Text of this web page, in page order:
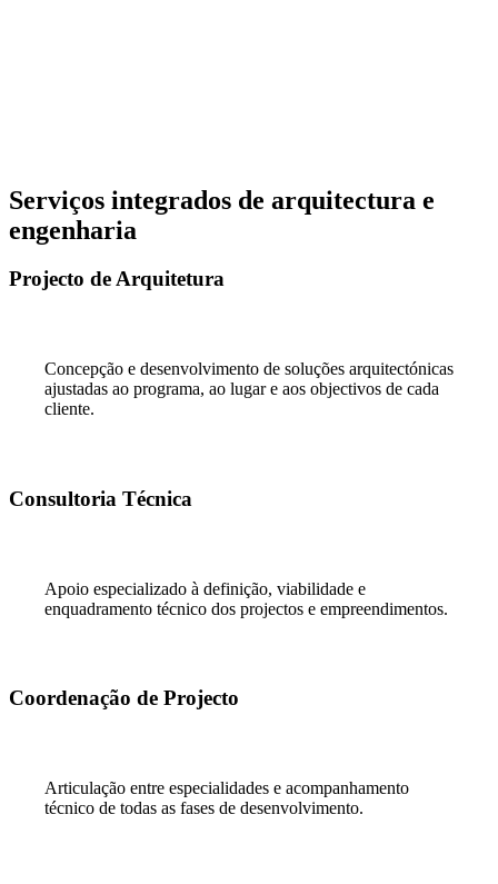
Serviços integrados de arquitectura e
engenharia
Projecto de Arquitetura
Concepção e desenvolvimento de soluções arquitectónicas
ajustadas ao programa, ao lugar e aos objectivos de cada
cliente.
Consultoria Técnica
Apoio especializado à definição, viabilidade e
enquadramento técnico dos projectos e empreendimentos.
Coordenação de Projecto
Articulação entre especialidades e acompanhamento
técnico de todas as fases de desenvolvimento.